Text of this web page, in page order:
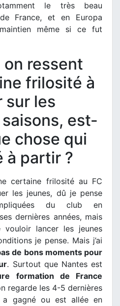
le très beau
France, et en Europa
même si ce fut
on ressent
frilosité à
sur les
est-
chose qui
à partir ?
certaine frilosité au FC
les jeunes, dû je pense
du club en
dernières années, mais
lancer les jeunes
je pense. Mais j’ai
de bons moments pour
. Surtout que Nantes est
formation de France
regarde les 4-5 dernières
a gagné ou est allée en